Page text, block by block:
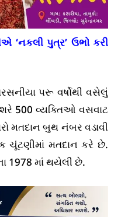
‘નકલી પુત્ર’ ઉભો કરી
પરૂ વર્ષોથી વસેલું
આશરે 500 વ્યક્તિઓ વસવાટ
મતદાન બુથ નંબર વડાવી
ચૂંટણીમાં મતદાન કરે છે.
1978 માં થયેલી છે.